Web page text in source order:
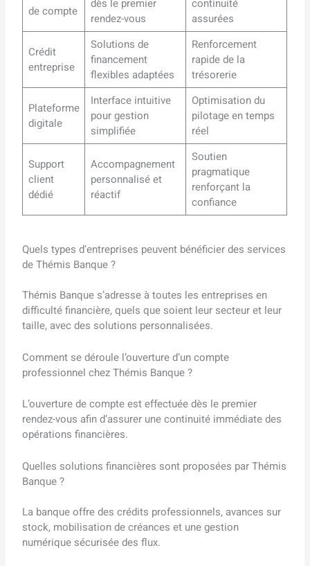
de compte
dès le premier
rendez-vous
continuité
assurées
Crédit
entreprise
Solutions de
financement
flexibles adaptées
Renforcement
rapide de la
trésorerie
Plateforme
digitale
Interface intuitive
pour gestion
simplifiée
Optimisation du
pilotage en temps
réel
Support
client
dédié
Accompagnement
personnalisé et
réactif
Soutien
pragmatique
renforçant la
confiance
Quels types d’entreprises peuvent bénéficier des services
de Thémis Banque ?
Thémis Banque s’adresse à toutes les entreprises en
difficulté financière, quels que soient leur secteur et leur
taille, avec des solutions personnalisées.
Comment se déroule l’ouverture d’un compte
professionnel chez Thémis Banque ?
L’ouverture de compte est effectuée dès le premier
rendez-vous afin d’assurer une continuité immédiate des
opérations financières.
Quelles solutions financières sont proposées par Thémis
Banque ?
La banque offre des crédits professionnels, avances sur
stock, mobilisation de créances et une gestion
numérique sécurisée des flux.